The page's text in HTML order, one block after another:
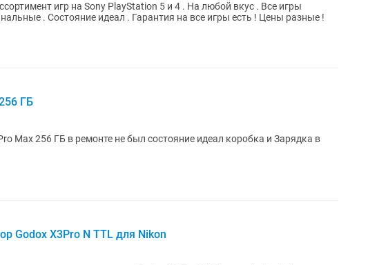
игр на Sony PlayStation 5 и 4 . На любой вкус . Все игры
лицензионные , оригинальные . Состояние идеал . Гарантия на все игры есть ! Цены разные !
ГБ
Max 256 ГБ в ремонте не был состояние идеал коробка и Зарядка в
Godox X3Pro N TTL для Nikon